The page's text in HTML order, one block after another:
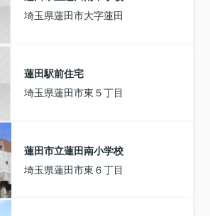
埼玉県蓮田市大字蓮田
蓮田駅前住宅
埼玉県蓮田市東５丁目
蓮田市立蓮田南小学校
埼玉県蓮田市東６丁目